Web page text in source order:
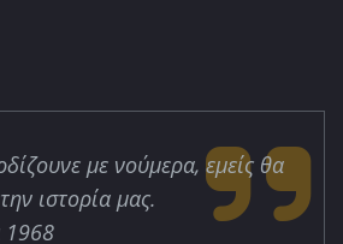
με νούμερα, εμείς θα
ιστορία μας.
1968